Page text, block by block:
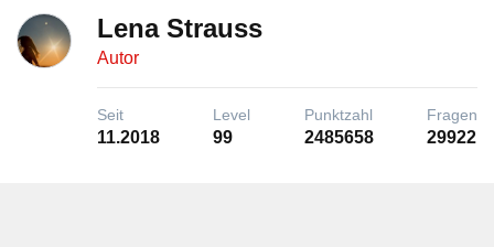
Lena Strauss
Autor
Seit
11.2018
Level
99
Punktzahl
2485658
Fragen
29922